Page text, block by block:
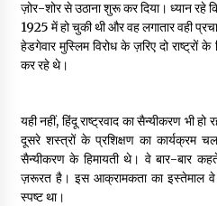
ज़ोर-शोर से उठाना शुरू कर दिया। ध्यान रहे
1925 में हो चुकी थी और वह लगातार वही
हेडगेवार मुस्लिम विरोध के ज़रिए दो राष्ट्रों
कर रहे थे।
यही नहीं, हिंदू राष्ट्रवाद का सैन्यीकरण भी
दूसरे शस्त्रों के प्रशिक्षण का कार्यक्रम
सैन्यीकरण के हिमायती थे। वे बार-बार
ज़रूरत है। इस आक्रामकता का इस्तेमाल वे
स्पष्ट था।